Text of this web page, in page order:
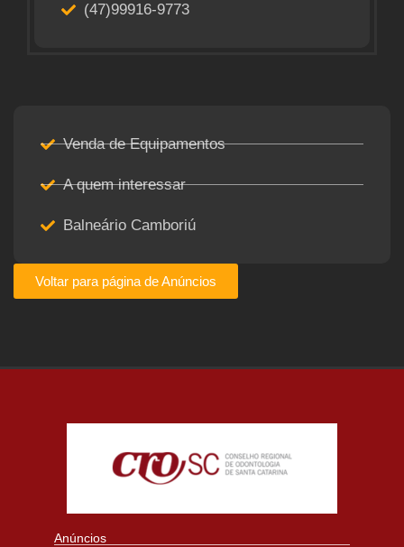
(47)99916-9773
Venda de Equipamentos
A quem interessar
Balneário Camboriú
Voltar para página de Anúncios
Anúncios